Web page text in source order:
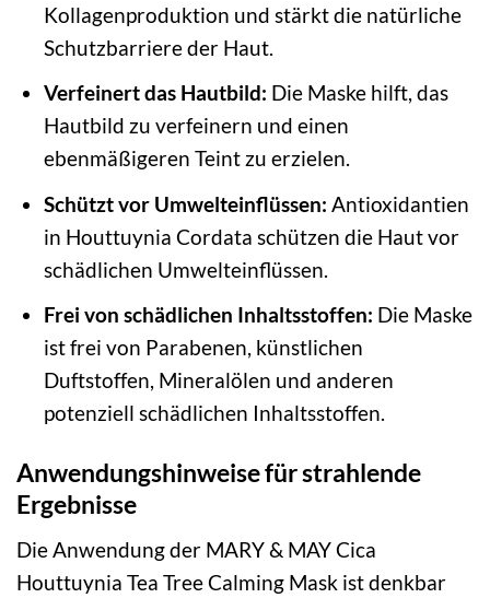
Kollagenproduktion und stärkt die natürliche
Schutzbarriere der Haut.
Verfeinert das Hautbild: Die Maske hilft, das
Hautbild zu verfeinern und einen
ebenmäßigeren Teint zu erzielen.
Schützt vor Umwelteinflüssen: Antioxidantien
in Houttuynia Cordata schützen die Haut vor
schädlichen Umwelteinflüssen.
Frei von schädlichen Inhaltsstoffen: Die Maske
ist frei von Parabenen, künstlichen
Duftstoffen, Mineralölen und anderen
potenziell schädlichen Inhaltsstoffen.
Anwendungshinweise für strahlende
Ergebnisse
Die Anwendung der MARY & MAY Cica
Houttuynia Tea Tree Calming Mask ist denkbar